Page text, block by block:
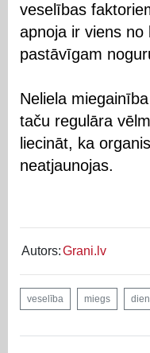
veselības
apnoja ir viens no
pastāvīgam
Neliela
taču regulāra
liecināt, ka
neatjaunojas.
Autors:Grani.lv
veselība miegs